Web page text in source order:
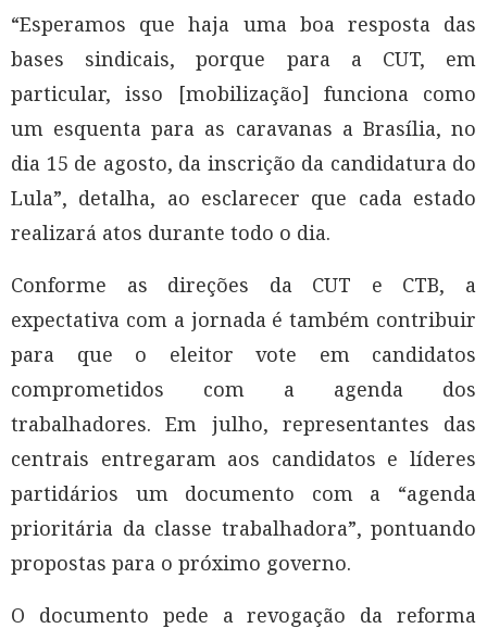
“Esperamos que haja uma boa resposta das
bases sindicais, porque para a CUT, em
particular, isso [mobilização] funciona como
um esquenta para as caravanas a Brasília, no
dia 15 de agosto, da inscrição da candidatura do
Lula”, detalha, ao esclarecer que cada estado
realizará atos durante todo o dia.
Conforme as direções da CUT e CTB, a
expectativa com a jornada é também contribuir
para que o eleitor vote em candidatos
comprometidos com a agenda dos
trabalhadores. Em julho, representantes das
centrais entregaram aos candidatos e líderes
partidários um documento com a “agenda
prioritária da classe trabalhadora”, pontuando
propostas para o próximo governo.
O documento pede a revogação da reforma